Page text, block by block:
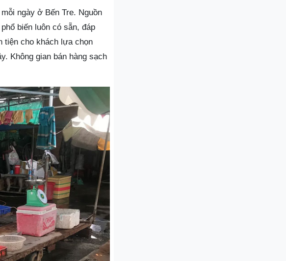
ngày ở Bến Tre. Nguồn
biến luôn có sẵn, đáp
tiện cho khách lựa chọn
Không gian bán hàng sạch